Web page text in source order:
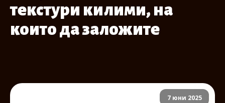
текстури килими, на
които да заложите
7 юни 2025